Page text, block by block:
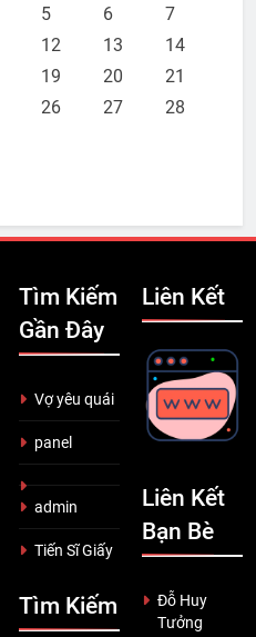
5 6
7
12 13
14
19 20
21
26 27
28
Tìm Kiếm
Gần Đây
Vợ yêu quái
panel
admin
Tiến Sĩ Giấy
Tìm Kiếm
Liên Kết
Liên Kết
Bạn Bè
Đỗ Huy
Tưởng